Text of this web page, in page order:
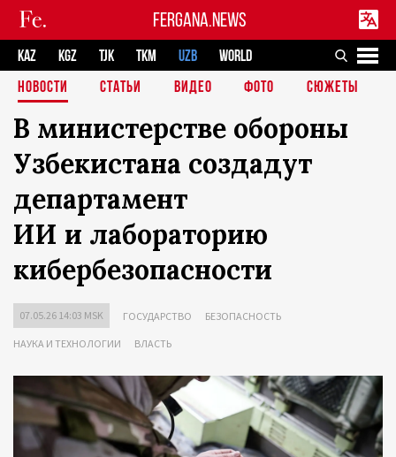
FERGANA.NEWS
KAZ KGZ TJK TKM UZB
WORLD
НОВОСТИ
СТАТЬИ ВИДЕО ФОТО СЮЖЕТЫ
В министерстве обороны
Узбекистана создадут
департамент
ИИ и лабораторию
кибербезопасности
07.05.26 14:03 MSK ГОСУДАРСТВО БЕЗОПАСНОСТЬ
НАУКА И ТЕХНОЛОГИИ ВЛАСТЬ